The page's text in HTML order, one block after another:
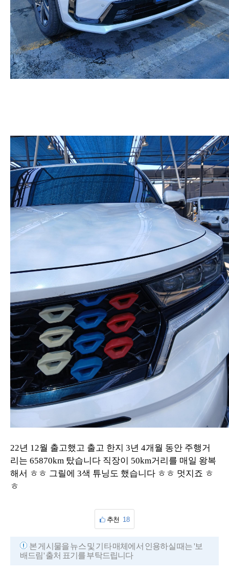
22년 12월 출고했고 출고 한지 3년 4개월 동안 주행거
리는 65870km 탔습니다 직장이 50km거리를 매일 왕복
해서 ㅎㅎ 그릴에 3색 튜닝도 했습니다 ㅎㅎ 멋지죠 ㅎ
ㅎ
추천 18
본 게시물을 뉴스 및 기타 매체에서 인용하실 때는 '보
배드림' 출처 표기를 부탁드립니다